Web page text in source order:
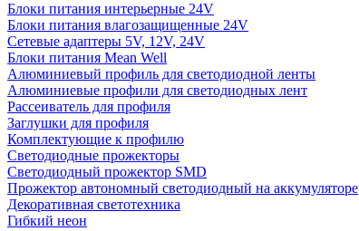
Блоки питания интерьерные 24V
Блоки питания влагозащищенные 24V
Сетевые адаптеры 5V, 12V, 24V
Блоки питания Mean Well
Алюминиевый профиль для светодиодной ленты
Алюминиевые профили для светодиодных лент
Рассеиватель для профиля
Заглушки для профиля
Комплектующие к профилю
Светодиодные прожекторы
Светодиодный прожектор SMD
Прожектор автономный светодиодный на аккумуляторе
Декоративная светотехника
Гибкий неон